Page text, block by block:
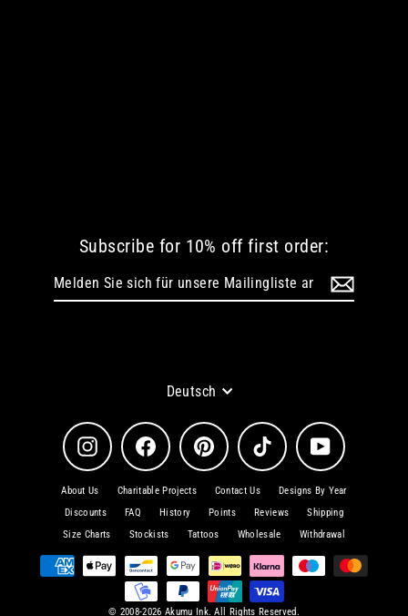
Subscribe for 10% off first order:
Sprache
Deutsch
Instagram Facebook Pinterest TikTok YouTube
About Us Charitable Projects Contact Us
Designs By Year
Discounts
FAQ History Points Reviews
Shipping
Size Charts
Stockists Tattoos Wholesale Withdrawal
© 2008-2026 Akumu Ink. All Rights Reserved.